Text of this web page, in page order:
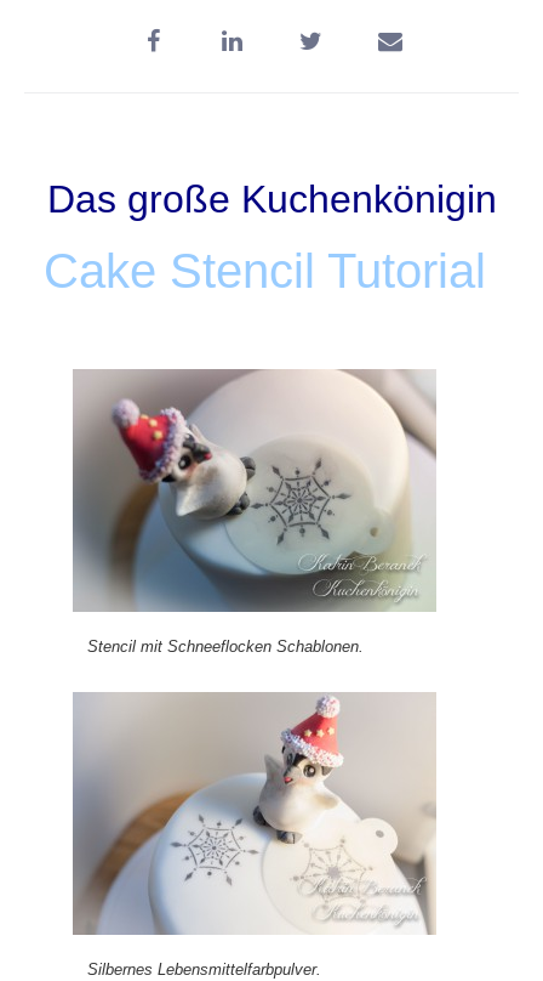
Das große Kuchenkönigin
Cake Stencil Tutorial
Stencil mit Schneeflocken Schablonen.
Silbernes Lebensmittelfarbpulver.